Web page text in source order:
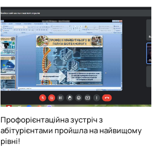
Профорієнтаційна зустріч з
абітурієнтами пройшла на найвищому
рівні!